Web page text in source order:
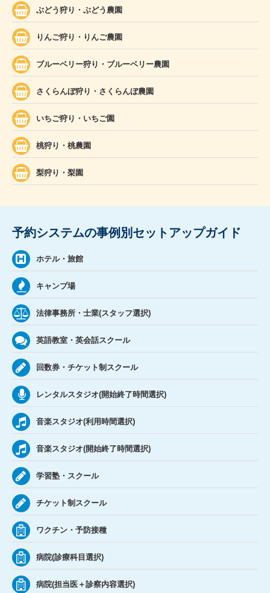
ぶどう狩り・ぶどう農園
りんご狩り・りんご農園
ブルーベリー狩り・ブルーベリー農園
さくらんぼ狩り・さくらんぼ農園
いちご狩り・いちご園
桃狩り・桃農園
梨狩り・梨園
予約システムの事例別セットアップガイド
ホテル・旅館
キャンプ場
法律事務所・士業(スタッフ選択)
英語教室・英会話スクール
回数券・チケット制スクール
レンタルスタジオ(開始終了時間選択)
音楽スタジオ(利用時間選択)
音楽スタジオ(開始終了時間選択)
学習塾・スクール
チケット制スクール
ワクチン・予防接種
病院(診療科目選択)
病院(担当医＋診察内容選択)